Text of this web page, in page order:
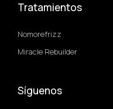
Tratamientos
Nomorefrizz
Miracle Rebuilder
Síguenos